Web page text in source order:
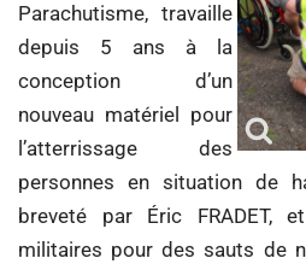
Parachutisme, travaille
depuis 5 ans à la
conception d’un
nouveau matériel pour
l’atterrissage des
personnes en situation de
breveté par Éric FRADET,
militaires pour des sauts de